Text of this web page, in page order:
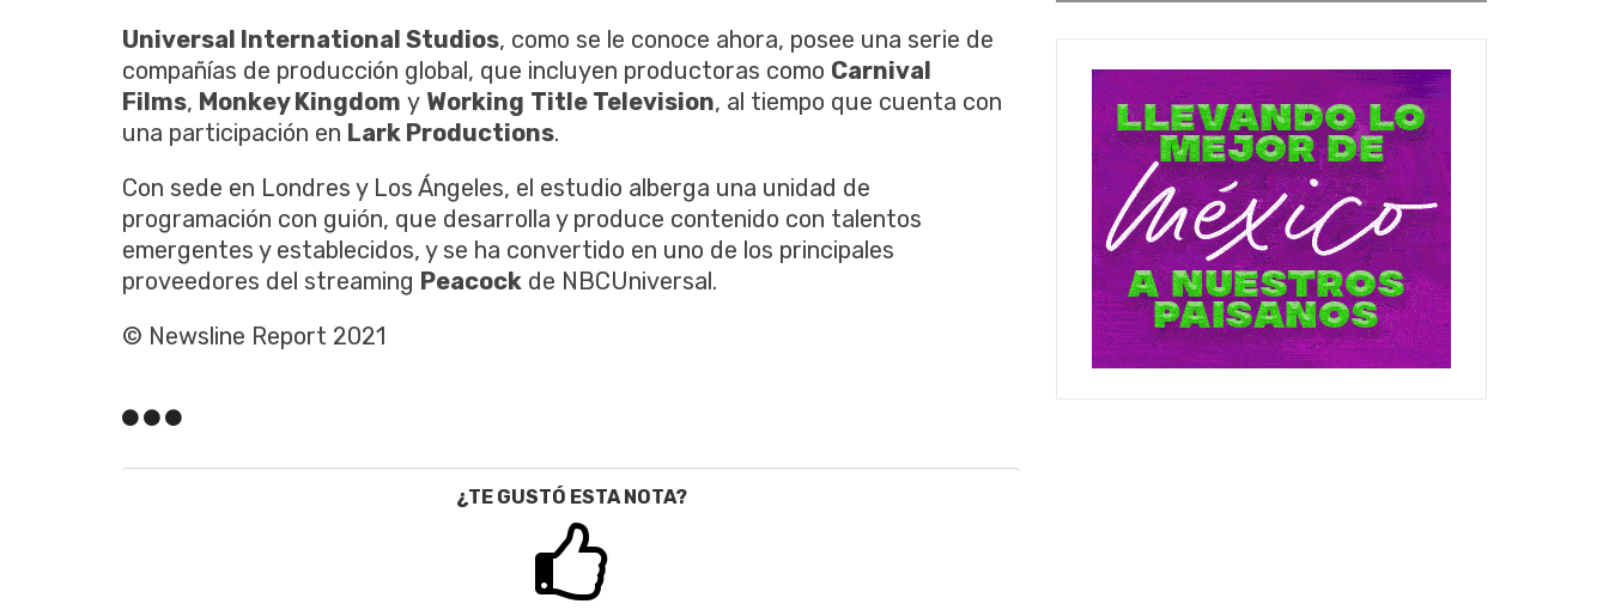
Universal International Studios, como se le conoce ahora, posee una serie de
compañías de producción global, que incluyen productoras como Carnival
Films, Monkey Kingdom y Working Title Television, al tiempo que cuenta con
una participación en Lark Productions.
Con sede en Londres y Los Ángeles, el estudio alberga una unidad de
programación con guión, que desarrolla y produce contenido con talentos
emergentes y establecidos, y se ha convertido en uno de los principales
proveedores del streaming Peacock de NBCUniversal.
© Newsline Report 2021
¿TE GUSTÓ ESTA NOTA?